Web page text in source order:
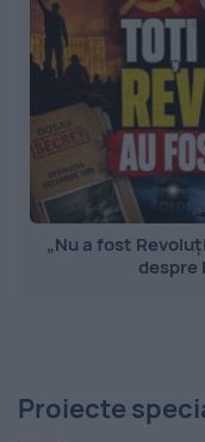
„Nu a fost
despre
Proiecte